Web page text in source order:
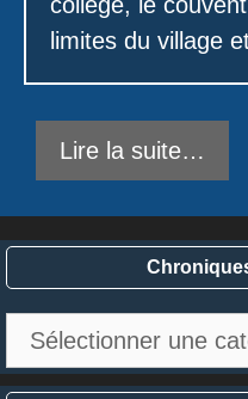
limites du village
Lire la suite…
catégories